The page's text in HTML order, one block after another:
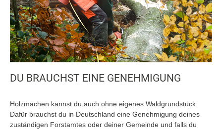
DU BRAUCHST EINE GENEHMIGUNG
Holzmachen kannst du auch ohne eigenes Waldgrundstück.
Dafür brauchst du in Deutschland eine Genehmigung deines
zuständigen Forstamtes oder deiner Gemeinde und falls du